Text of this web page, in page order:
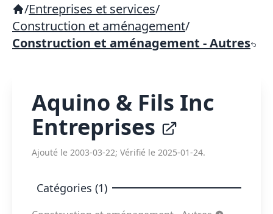
/Entreprises et services/
Construction et aménagement/
Construction et aménagement - Autres
Aquino & Fils Inc
Entreprises
Ajouté le 2003-03-22; Vérifié le 2025-01-24.
Catégories (1)